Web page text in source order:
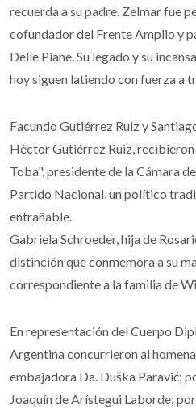
recuerda a su padre. Zelmar fue
cofundador del Frente Amplio y
Delle Piane. Su legado y su
hoy siguen latiendo con fuerza a
Facundo Gutiérrez Ruiz y
Héctor Gutiérrez Ruiz,
Toba", presidente de la Cámara
Partido Nacional, un político
entrañable.
Gabriela Schroeder, hija de
distinción que conmemora a su
correspondiente a la familia de
En representación del Cuerpo
Argentina concurrieron al
embajadora Da. Duška Paravić;
Joaquín de Arístegui Laborde;